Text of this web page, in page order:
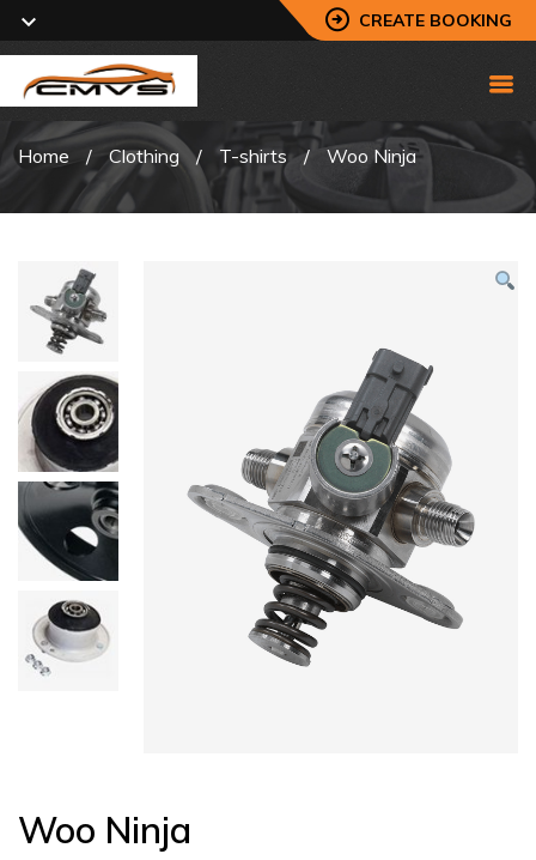
CREATE BOOKING
Home / Clothing / T-shirts / Woo Ninja
Woo Ninja